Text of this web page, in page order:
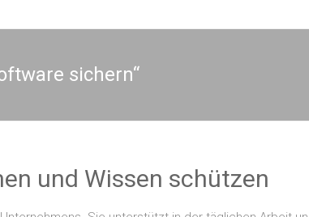
sichern“
und Wissen schützen